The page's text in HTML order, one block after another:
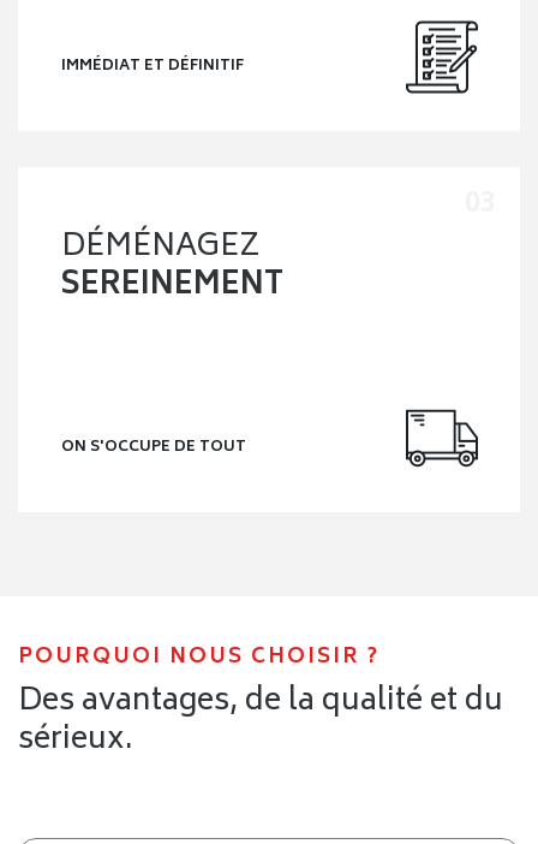
IMMÉDIAT ET DÉFINITIF
DÉMÉNAGEZ
SEREINEMENT
ON S'OCCUPE DE TOUT
POURQUOI NOUS CHOISIR ?
Des avantages, de la qualité et du
sérieux.